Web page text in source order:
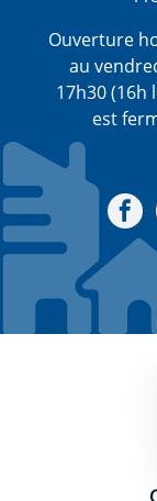
Ouverture
au
17h30 (16h
est